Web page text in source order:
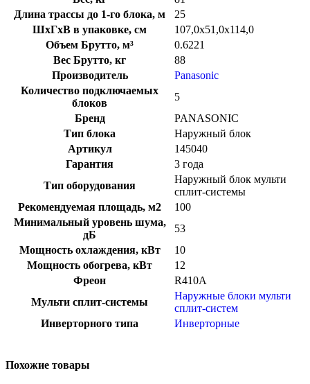
Длина трассы до 1-го блока, м
25
ШxГxВ в упаковке, см
107,0x51,0x114,0
Объем Брутто, м³
0.6221
Вес Брутто, кг
88
Производитель
Panasonic
Количество подключаемых
блоков
5
Бренд
PANASONIC
Тип блока
Наружный блок
Артикул
145040
Гарантия
3 года
Тип оборудования
Наружный блок мульти
сплит-системы
Рекомендуемая площадь, м2
100
Минимальный уровень шума,
дБ
53
Мощность охлаждения, кВт
10
Мощность обогрева, кВт
12
Фреон
R410A
Мульти сплит-системы
Наружные блоки мульти
сплит-систем
Инверторного типа
Инверторные
Похожие товары